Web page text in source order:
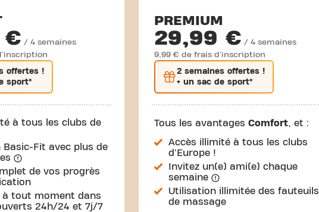
€ / 4 semaines
offertes !
sport*
à tous les clubs de
Basic-Fit avec plus de
de vos progrès
à tout moment dans
24h/24 et 7j/7
PREMIUM
29,99 € / 4 semaines
9,99 € de frais d'inscription
2 semaines offertes !
+ un sac de sport*
Tous les avantagesComfort, et :
Accès illimité à tous les clubs
d'Europe !
Invitez un(e) ami(e) chaque
semaine
Utilisation illimitée des fauteuils
de massage